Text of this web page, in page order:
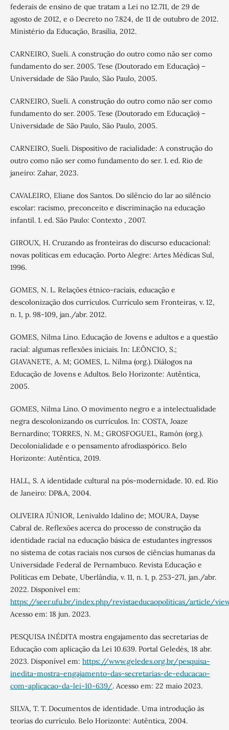
federais de ensino de que tratam a Lei no 12.711, de 29 de
agosto de 2012, e o Decreto no 7.824, de 11 de outubro de 2012.
Ministério da Educação, Brasília, 2012.
CARNEIRO, Sueli. A construção do outro como não ser como
fundamento do ser. 2005. Tese (Doutorado em Educação) –
Universidade de São Paulo, São Paulo, 2005.
CARNEIRO, Sueli. A construção do outro como não ser como
fundamento do ser. 2005. Tese (Doutorado em Educação) –
Universidade de São Paulo, São Paulo, 2005.
CARNEIRO, Sueli. Dispositivo de racialidade: A construção do
outro como não ser como fundamento do ser. 1. ed. Rio de
janeiro: Zahar, 2023.
CAVALEIRO, Eliane dos Santos. Do silêncio do lar ao silêncio
escolar: racismo, preconceito e discriminação na educação
infantil. 1. ed. São Paulo: Contexto , 2007.
GIROUX, H. Cruzando as fronteiras do discurso educacional:
novas políticas em educação. Porto Alegre: Artes Médicas Sul,
1996.
GOMES, N. L. Relações étnico-raciais, educação e
descolonização dos currículos. Currículo sem Fronteiras, v. 12,
n. 1, p. 98-109, jan./abr. 2012.
GOMES, Nilma Lino. Educação de Jovens e adultos e a questão
racial: algumas reflexões iniciais. In: LEÔNCIO, S.;
GIAVANETE, A. M; GOMES, L. Nilma (org.). Diálogos na
Educação de Jovens e Adultos. Belo Horizonte: Autêntica,
2005.
GOMES, Nilma Lino. O movimento negro e a intelectualidade
negra descolonizando os currículos. In: COSTA, Joaze
Bernardino; TORRES, N. M.; GROSFOGUEL, Ramón (org.).
Decolonialidade e o pensamento afrodiaspórico. Belo
Horizonte: Autêntica, 2019.
HALL, S. A identidade cultural na pós-modernidade. 10. ed. Rio
de Janeiro: DP&A, 2004.
OLIVEIRA JÚNIOR, Lenivaldo Idalino de; MOURA, Dayse
Cabral de. Reflexões acerca do processo de construção da
identidade racial na educação básica de estudantes ingressos
no sistema de cotas raciais nos cursos de ciências humanas da
Universidade Federal de Pernambuco. Revista Educação e
Políticas em Debate, Uberlândia, v. 11, n. 1, p. 253-271, jan./abr.
2022. Disponível em:
https://seer.ufu.br/index.php/revistaeducaopoliticas/article/
Acesso em: 18 jun. 2023.
PESQUISA INÉDITA mostra engajamento das secretarias de
Educação com aplicação da Lei 10.639. Portal Geledés, 18 abr.
2023. Disponível em: https://www.geledes.org.br/pesquisa-
inedita-mostra-engajamento-das-secretarias-de-educacao-
com-aplicacao-da-lei-10-639/. Acesso em: 22 maio 2023.
SILVA, T. T. Documentos de identidade. Uma introdução às
teorias do currículo. Belo Horizonte: Autêntica, 2004.